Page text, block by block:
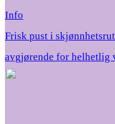
Info
Frisk pust i
avgjørende for helhetlig